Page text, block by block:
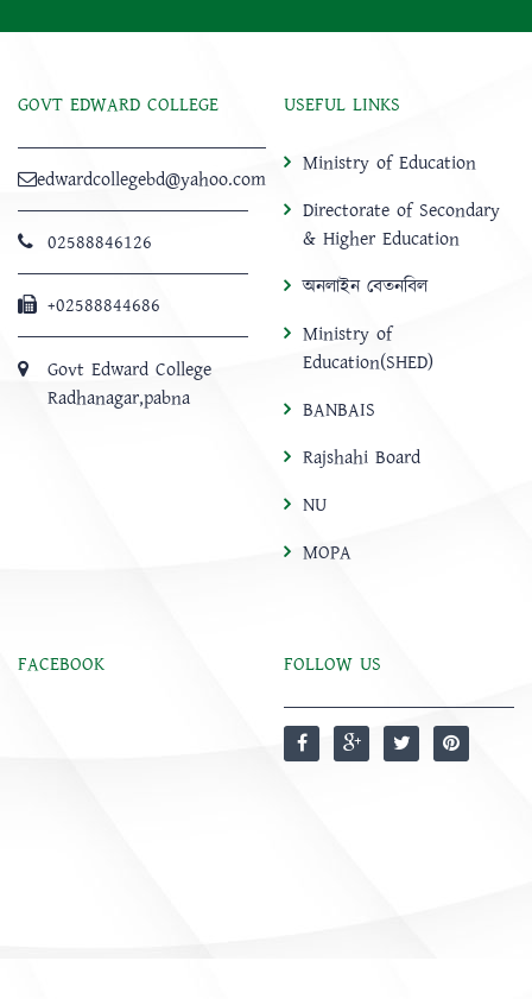
GOVT EDWARD COLLEGE
edwardcollegebd@yahoo.com
02588846126
+02588844686
Govt Edward College
Radhanagar,pabna
USEFUL LINKS
Ministry of Education
Directorate of Secondary
& Higher Education
অনলাইন বেতনবিল
Ministry of
Education(SHED)
BANBAIS
Rajshahi Board
NU
MOPA
FACEBOOK FOLLOW US